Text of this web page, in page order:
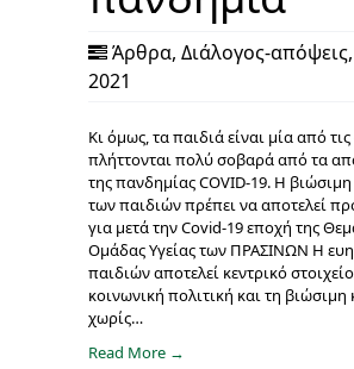
Άρθρα, Διάλογος-απόψεις,
2021
Κι όμως, τα παιδιά είναι μία από
πλήττονται πολύ σοβαρά από τα
της πανδημίας COVID-19. Η
των παιδιών πρέπει να αποτελεί
για μετά την Covid-19 εποχή της
Ομάδας Υγείας των ΠΡΑΣΙΝΩΝ Η
παιδιών αποτελεί κεντρικό
κοινωνική πολιτική και τη βιώσιμη
χωρίς…
Read More →